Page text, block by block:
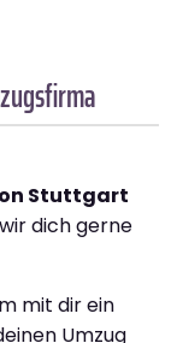
Stuttgart
dich gerne
mit dir ein
Umzug